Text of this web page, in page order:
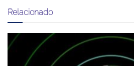
Relacionado